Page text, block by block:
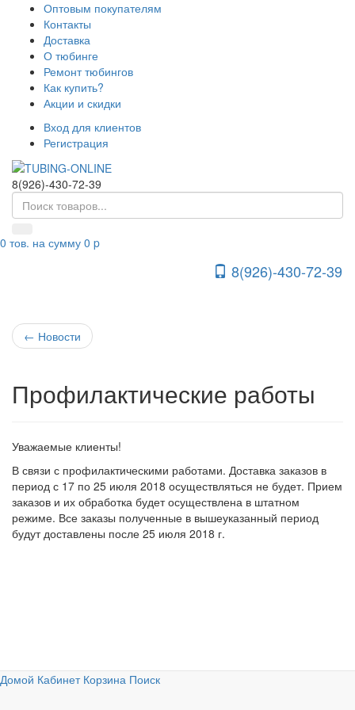
Оптовым покупателям
Контакты
Доставка
О тюбинге
Ремонт тюбингов
Как купить?
Акции и скидки
Вход для клиентов
Регистрация
8(926)-430-72-39
0 тов. на сумму 0 p
8(926)-430-72-39
Toggle Navigation
← Новости
Профилактические работы
Уважаемые клиенты!
В связи с профилактическими работами. Доставка заказов в
период с 17 по 25 июля 2018 осуществляться не будет. Прием
заказов и их обработка будет осуществлена в штатном
режиме. Все заказы полученные в вышеуказанный период
будут доставлены после 25 июля 2018 г.
Домой Кабинет Корзина Поиск